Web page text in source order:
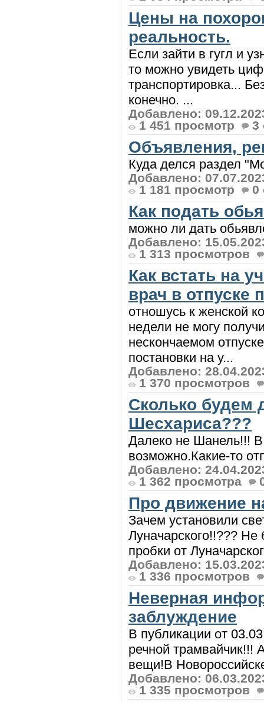
Цены на
реальность.
Если зайти в гугл и
то можно увидеть
транспортировка...
конечно. ...
Добавлено:
1 451 просмотр
3
Объявления,
Куда делся раздел
Добавлено:
1 181 просмотр
0
Как подать
можно ли дать
Добавлено:
1 313 просмотров
Как встать на
врач в отпуске
отношусь к женской
недели не могу
нескончаемом
постановки на у...
Добавлено:
1 370 просмотров
Сколько будем
Шесхариса???
Далеко не Шанель!!!
возможно.Какие-то
Добавлено:
1 362 просмотра
Про движение
Зачем установили
Луначарского!!???
пробки от
Добавлено:
1 336 просмотров
Неверная
заблуждение
В публикации от
речной трамвайчик!!!
вещи!В
Добавлено:
1 335 просмотров